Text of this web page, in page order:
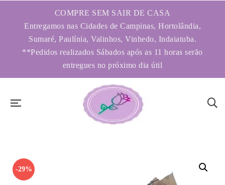
COMPRE SEM SAIR DE CASA
Entregamos nas Cidades de Campinas, Hortolândia,
Sumaré, Paulínia, Valinhos, Vinhedo, Indaiatuba.
**Pedidos realizados Sábados após as 11 horas serão
entregues no próximo dia útil
-29%